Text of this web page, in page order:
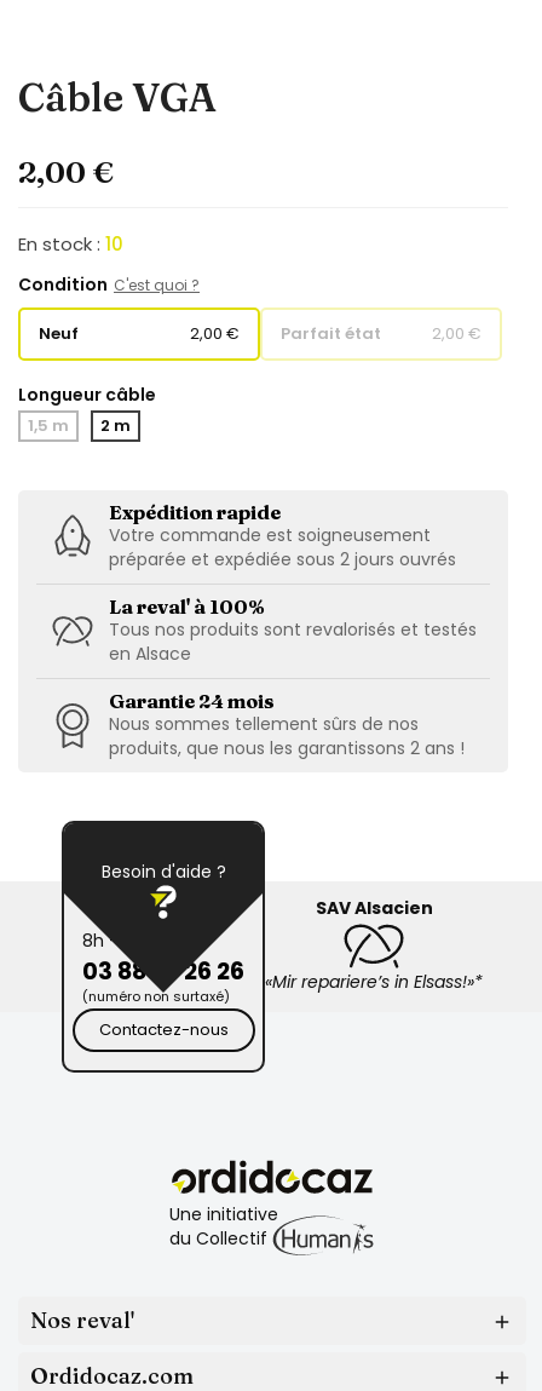
Câble VGA
2,00 €
En stock : 10
Condition C'est quoi ?
Neuf 2,00 € Parfait état 2,00 €
Longueur câble
1,5 m 2 m
Expédition rapide
Votre commande est soigneusement
préparée et expédiée sous 2 jours ouvrés
La reval' à 100%
Tous nos produits sont revalorisés et testés
en Alsace
Garantie 24 mois
Nous sommes tellement sûrs de nos
produits, que nous les garantissons 2 ans !
Besoin d'aide ?
8h - 19h
03 88 26 26 26
(numéro non surtaxé)
Contactez-nous
SAV Alsacien
«Mir repariere’s in Elsass!»*
Une initiative
du Collectif
Nos reval' 
Ordidocaz.com 